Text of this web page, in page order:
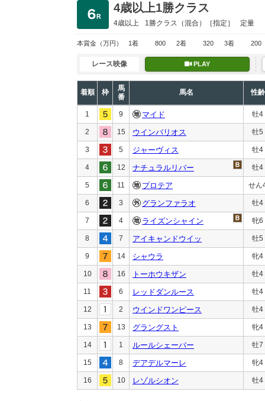
4歳以上1勝クラス
4歳以上 1勝クラス （混合）［指定］ 定量
本賞金 （万円） 1着 800 2着 320 3着 200
レース映像 PLAY
着順 枠
馬
番
馬名 性齢
1 9 マイド 牡4
2 15 ウインバリオス 牡5
3 5 ジャーヴィス 牡4
4 12 ナチュラルリバー 牡4
5 11 プロテア せん
6 3 グランファラオ 牡4
7 4 ライズンシャイン 牝6
8 7 アイキャンドウイッ 牡5
9 14 シャウラ 牝4
10 16 トーホウキザン 牡4
11 6 レッドダンルース 牡4
12 2 ウインドワンピース 牡4
13 13 グラングスト 牝4
14 1 ルールシェーバー 牡7
15 8 デアデルマーレ 牝4
16 10 レゾルシオン 牡4